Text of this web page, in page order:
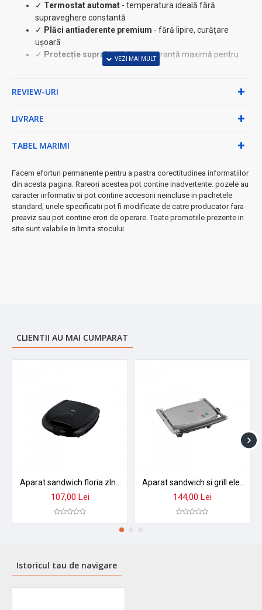
✓ Termostat automat - temperatura ideală fără
supraveghere constantă
✓ Plăci antiaderente premium - fără lipire, curățare
ușoară
✓ Protecție supraîncălzire- siguranță maximă pentru
folosești
• Picioare antiderapante pentru stabilitate maximă
• Depozitare verticală - economisește spațiu
• Sistem integrat de depozitare cablu
★ Perfect pentru:micul dejun rapid, gustări sănătoase,
sandwich-uri calde pentru toată familia
➤Investiție inteligentăîn confortul și eficiența bucătăriei tale!
REVIEW-URI
LIVRARE
TABEL MARIMI
Facem eforturi permanente pentru a pastra corectitudinea informatiilor
din acesta pagina. Rareori acestea pot contine inadvertente: pozele au
caracter informativ si pot contine accesorii neincluse in pachetele
standard, unele specificatii pot fi modificate de catre producator fara
preaviz sau pot contine erori de operare. Toate promotiile prezente in
site sunt valabile in limita stocului.
CLIENTII AU MAI CUMPARAT
107,00 Lei 144,00 Lei
Istoricul tau de navigare